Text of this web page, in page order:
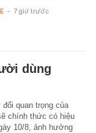
- 7 giờ trước
dùng
đổi quan trọng của
chính thức có hiệu
10/8, ảnh hưởng